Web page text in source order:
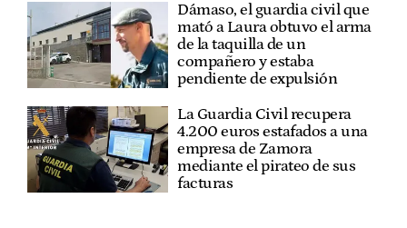
Dámaso, el guardia civil que
mató a Laura obtuvo el arma
de la taquilla de un
compañero y estaba
pendiente de expulsión
La Guardia Civil recupera
4.200 euros estafados a una
empresa de Zamora
mediante el pirateo de sus
facturas